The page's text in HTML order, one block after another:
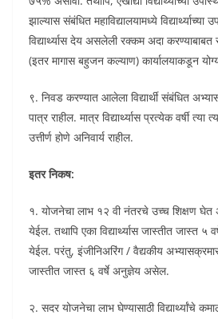
झाल्यास संबंधित महाविद्यालयामध्ये
विद्यार्थ्यास देय असलेली रक्कम अदा
(इतर मागास बहुजन कल्याण) कार्यालयाकडून योग्य
९. निवड करण्यात आलेला विद्यार्थी संबंधित
पात्र राहील. मात्र विद्यार्थ्यास प्रत्येक वर्षी त्या
उत्तीर्ण होणे अनिवार्य राहील.
इतर निकष:
१. योजनेचा लाभ १२ वी नंतरचे उच्च शिक्षण घेत
येईल. तथापि एका विद्यार्थ्यास जास्तीत जास्त ५
येईल. परंतु, इंजीनिअरिंग / वैद्यकीय
जास्तीत जास्त ६ वर्षे अनुज्ञेय असेल.
२. सदर योजनेचा लाभ घेण्यासाठी विद्यार्थ्यांचे